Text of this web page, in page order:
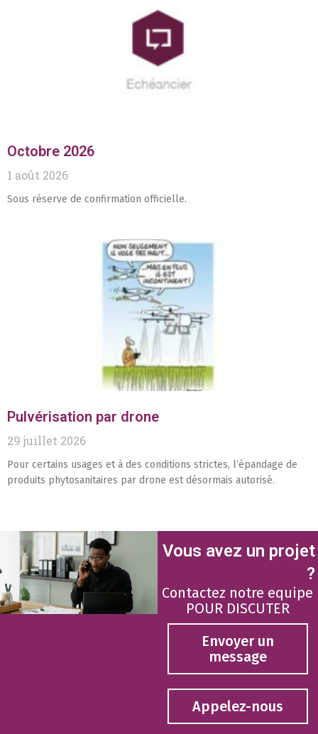
Octobre 2026
1 août 2026
Sous réserve de confirmation officielle.
Pulvérisation par drone
29 juillet 2026
Pour certains usages et à des conditions strictes, l’épandage de
produits phytosanitaires par drone est désormais autorisé.
Vous avez un projet
?
Contactez notre equipe
POUR DISCUTER
Envoyer un
message
Appelez-nous